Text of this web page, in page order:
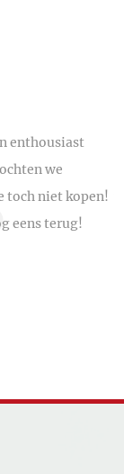
enthousiast
we
toch niet kopen!
eens terug!